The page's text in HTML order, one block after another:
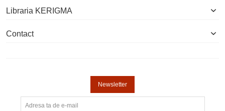
Libraria KERIGMA
Contact
Newsletter